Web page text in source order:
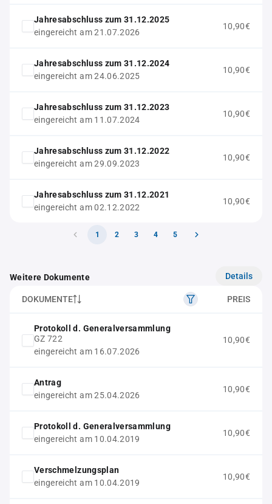
Jahresabschluss zum 31.12.2025
eingereicht am 21.07.2026
10,90€
Jahresabschluss zum 31.12.2024
eingereicht am 24.06.2025
10,90€
Jahresabschluss zum 31.12.2023
eingereicht am 11.07.2024
10,90€
Jahresabschluss zum 31.12.2022
eingereicht am 29.09.2023
10,90€
Jahresabschluss zum 31.12.2021
eingereicht am 02.12.2022
10,90€
1 2 3 4 5
Weitere Dokumente Details
DOKUMENTE PREIS
Protokoll d. Generalversammlung
GZ 722
eingereicht am 16.07.2026
10,90€
Antrag
eingereicht am 25.04.2026
10,90€
Protokoll d. Generalversammlung
eingereicht am 10.04.2019
10,90€
Verschmelzungsplan
eingereicht am 10.04.2019
10,90€